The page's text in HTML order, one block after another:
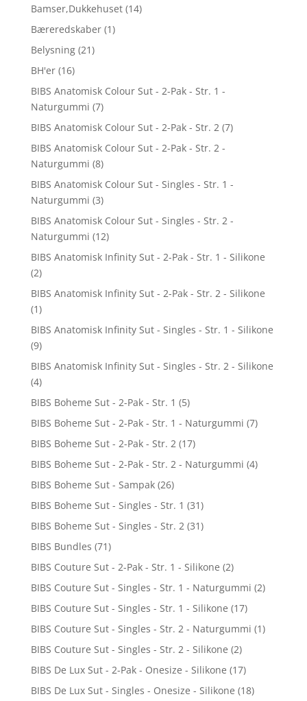
Bamser,Dukkehuset (14)
Bæreredskaber (1)
Belysning (21)
BH'er (16)
BIBS Anatomisk Colour Sut - 2-Pak - Str. 1 -
Naturgummi (7)
BIBS Anatomisk Colour Sut - 2-Pak - Str. 2 (7)
BIBS Anatomisk Colour Sut - 2-Pak - Str. 2 -
Naturgummi (8)
BIBS Anatomisk Colour Sut - Singles - Str. 1 -
Naturgummi (3)
BIBS Anatomisk Colour Sut - Singles - Str. 2 -
Naturgummi (12)
BIBS Anatomisk Infinity Sut - 2-Pak - Str. 1 - Silikone
(2)
BIBS Anatomisk Infinity Sut - 2-Pak - Str. 2 - Silikone
(1)
BIBS Anatomisk Infinity Sut - Singles - Str. 1 - Silikone
(9)
BIBS Anatomisk Infinity Sut - Singles - Str. 2 - Silikone
(4)
BIBS Boheme Sut - 2-Pak - Str. 1 (5)
BIBS Boheme Sut - 2-Pak - Str. 1 - Naturgummi (7)
BIBS Boheme Sut - 2-Pak - Str. 2 (17)
BIBS Boheme Sut - 2-Pak - Str. 2 - Naturgummi (4)
BIBS Boheme Sut - Sampak (26)
BIBS Boheme Sut - Singles - Str. 1 (31)
BIBS Boheme Sut - Singles - Str. 2 (31)
BIBS Bundles (71)
BIBS Couture Sut - 2-Pak - Str. 1 - Silikone (2)
BIBS Couture Sut - Singles - Str. 1 - Naturgummi (2)
BIBS Couture Sut - Singles - Str. 1 - Silikone (17)
BIBS Couture Sut - Singles - Str. 2 - Naturgummi (1)
BIBS Couture Sut - Singles - Str. 2 - Silikone (2)
BIBS De Lux Sut - 2-Pak - Onesize - Silikone (17)
BIBS De Lux Sut - Singles - Onesize - Silikone (18)